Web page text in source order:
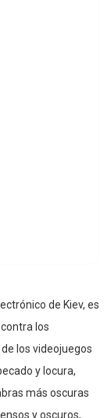
de Kiev, es
los
los videojuegos
y locura,
más oscuras
y oscuros,